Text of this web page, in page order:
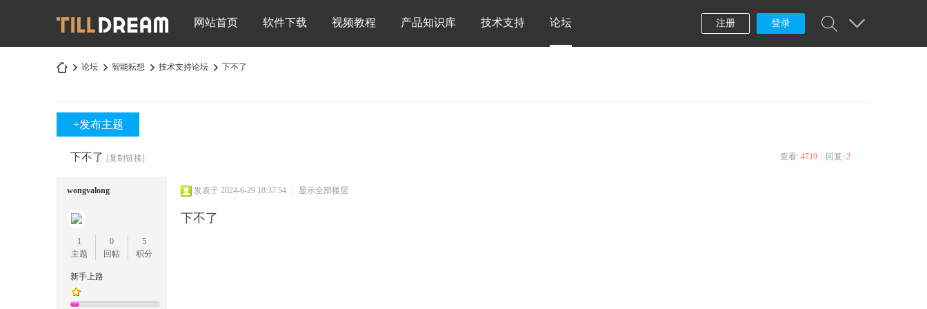
网站首页 软件下载 视频教程 产品知识库 技术支持 论坛 注册 登录
论坛
›
智能耘想 技术支持论坛 下不了
+发布主题
下不了 [复制链接] 查看: 4719 回复: 2
wongvalong
1
主题
0
回帖
5
积分
新手上路
发表于 2024-6-29 18:37:54 显示全部楼层
下不了